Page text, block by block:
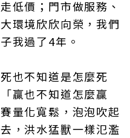
低價；門市做服務、
環境欣欣向榮，我們
我過了4年。
也不知道是怎麼死
贏也不知道怎麼贏
量化寬鬆，泡泡吹起
，洪水猛獸一樣氾濫